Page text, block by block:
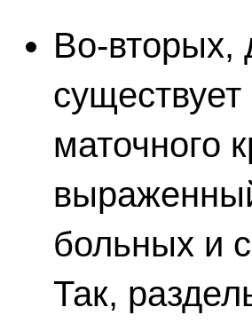
Во-вторых,
маточного
больных и
Так,